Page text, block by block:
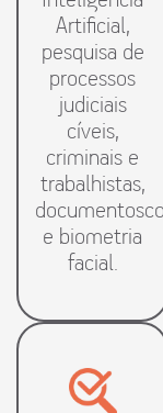
Artificial,
pesquisa de
processos
judiciais
cíveis,
criminais e
trabalhistas,
e biometria
facial.